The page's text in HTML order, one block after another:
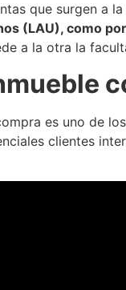
que surgen a
(LAU), como
a la otra la
es uno de
clientes